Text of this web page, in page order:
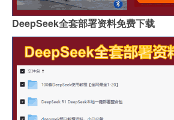
DeepSeek全套部署资料免费下载